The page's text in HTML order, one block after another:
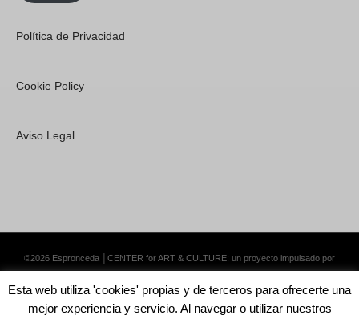
Política de Privacidad
Cookie Policy
Aviso Legal
©2026 Espronceda │CENTER for ART & CULTURE; un proyecto impulsado por
Esta web utiliza 'cookies' propias y de terceros para ofrecerte una
mejor experiencia y servicio. Al navegar o utilizar nuestros